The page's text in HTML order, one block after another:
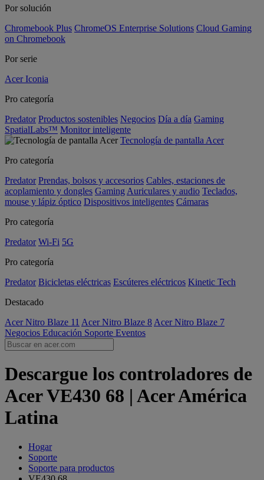
Por solución
Chromebook Plus ChromeOS Enterprise Solutions Cloud Gaming
on Chromebook
Por serie
Acer Iconia
Pro categoría
Predator Productos sostenibles Negocios Día a día Gaming
SpatialLabs™ Monitor inteligente
Tecnología de pantalla Acer
Pro categoría
Predator Prendas, bolsos y accesorios Cables, estaciones de
acoplamiento y dongles Gaming Auriculares y audio Teclados,
mouse y lápiz óptico Dispositivos inteligentes Cámaras
Pro categoría
Predator Wi-Fi 5G
Pro categoría
Predator Bicicletas eléctricas Escúteres eléctricos Kinetic Tech
Destacado
Acer Nitro Blaze 11 Acer Nitro Blaze 8 Acer Nitro Blaze 7
Negocios Educación Soporte Eventos
Descargue los controladores de
Acer VE430 68 | Acer América
Latina
Hogar
Soporte
Soporte para productos